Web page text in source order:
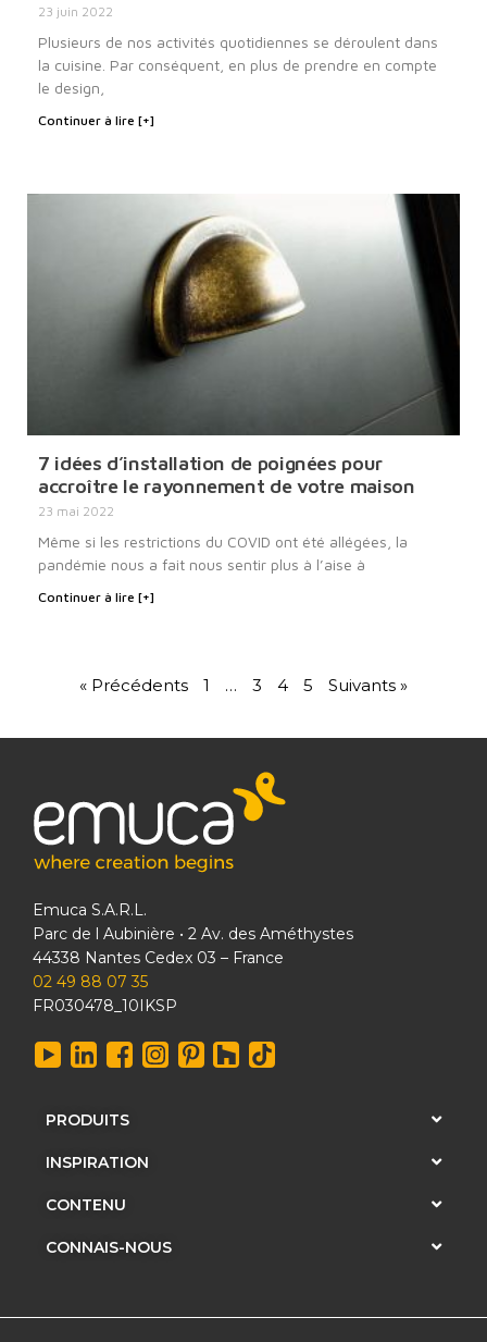
23 juin 2022
Plusieurs de nos activités quotidiennes se déroulent dans
la cuisine. Par conséquent, en plus de prendre en compte
le design,
Continuer à lire [+]
7 idées d’installation de poignées pour
accroître le rayonnement de votre maison
23 mai 2022
Même si les restrictions du COVID ont été allégées, la
pandémie nous a fait nous sentir plus à l’aise à
Continuer à lire [+]
« Précédents 1 … 3 4 5 Suivants »
Emuca S.A.R.L.
Parc de l Aubinière • 2 Av. des Améthystes
44338 Nantes Cedex 03 – France
02 49 88 07 35
FR030478_10IKSP
PRODUITS
INSPIRATION
CONTENU
CONNAIS-NOUS